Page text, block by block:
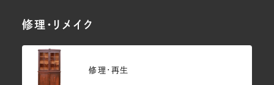
修理・リメイク
修理・再生